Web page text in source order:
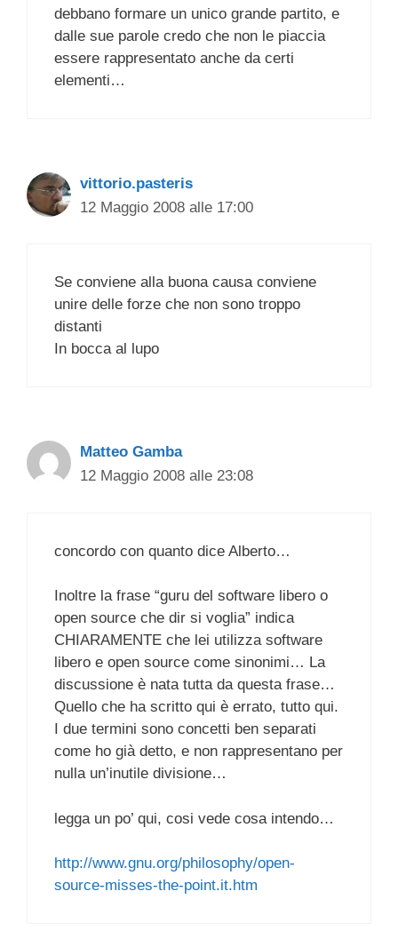
debbano formare un unico grande partito, e
dalle sue parole credo che non le piaccia
essere rappresentato anche da certi
elementi…
vittorio.pasteris
12 Maggio 2008 alle 17:00
Se conviene alla buona causa conviene
unire delle forze che non sono troppo
distanti
In bocca al lupo
Matteo Gamba
12 Maggio 2008 alle 23:08
concordo con quanto dice Alberto…
Inoltre la frase “guru del software libero o
open source che dir si voglia” indica
CHIARAMENTE che lei utilizza software
libero e open source come sinonimi… La
discussione è nata tutta da questa frase…
Quello che ha scritto qui è errato, tutto qui.
I due termini sono concetti ben separati
come ho già detto, e non rappresentano per
nulla un’inutile divisione…
legga un po’ qui, cosi vede cosa intendo…
http://www.gnu.org/philosophy/open-
source-misses-the-point.it.htm